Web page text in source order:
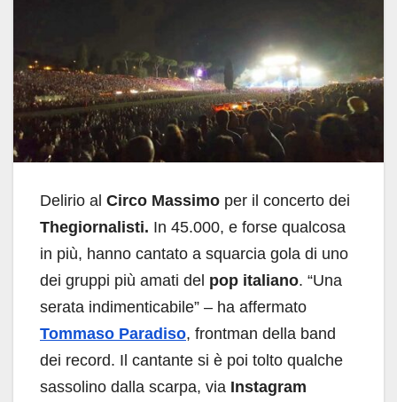
Delirio al Circo Massimo per il concerto dei
Thegiornalisti. In 45.000, e forse qualcosa
in più, hanno cantato a squarcia gola di uno
dei gruppi più amati del pop italiano. “Una
serata indimenticabile” – ha affermato
Tommaso Paradiso, frontman della band
dei record. Il cantante si è poi tolto qualche
sassolino dalla scarpa, via Instagram